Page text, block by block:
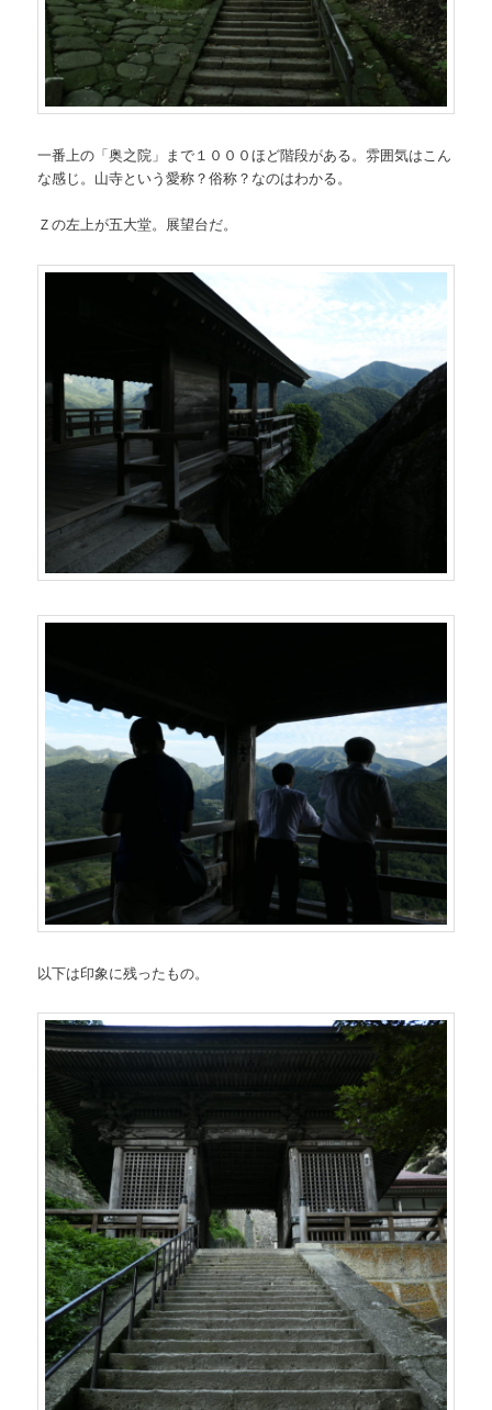
一番上の「奥之院」まで１０００ほど階段がある。雰囲気はこん
な感じ。山寺という愛称？俗称？なのはわかる。
Ｚの左上が五大堂。展望台だ。
以下は印象に残ったもの。